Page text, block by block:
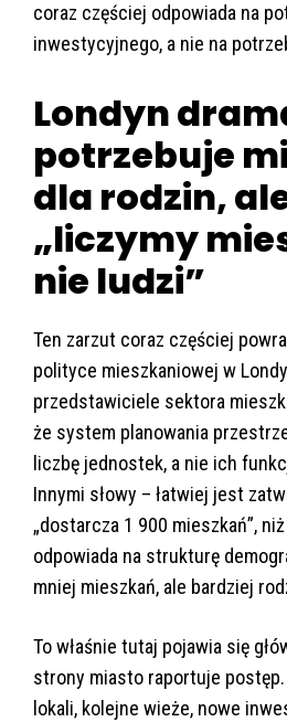
coraz częściej odpowiada na
inwestycyjnego, a nie na
Londyn
potrzebuje
dla rodzin,
„liczymy
nie ludzi”
Ten zarzut coraz częściej
polityce mieszkaniowej w
przedstawiciele sektora
że system planowania
liczbę jednostek, a nie ich
Innymi słowy – łatwiej jest
„dostarcza 1 900 mieszkań”,
odpowiada na strukturę
mniej mieszkań, ale bardziej
To właśnie tutaj pojawia się
strony miasto raportuje
lokali, kolejne wieże, nowe